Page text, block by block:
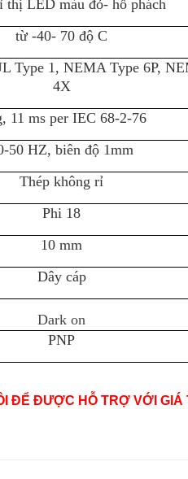
thị LED màu đỏ- hổ phách
từ -40- 70 độ C
Type 1, NEMA Type 6P,
4X
11 ms per IEC 68-2-76
50 HZ, biên độ 1mm
Thép không rỉ
Phi 18
10 mm
Dây cáp
Dark on
PNP
ĐỂ ĐƯỢC HỖ TRỢ VỚI GIÁ